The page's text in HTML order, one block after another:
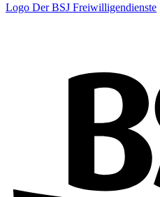
Logo Der BSJ Freiwilligendienste